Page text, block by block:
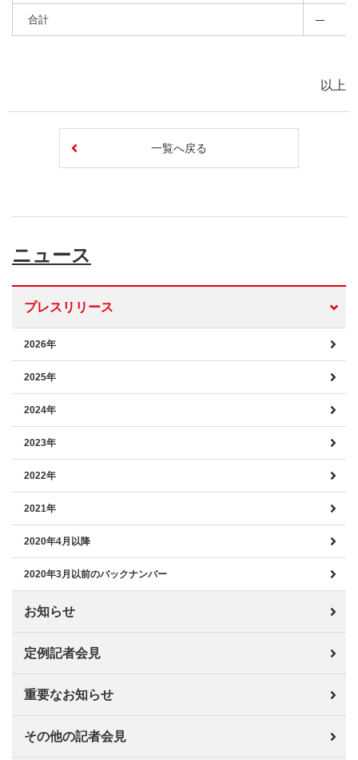
合計
以上
一覧へ戻る
ニュース
プレスリリース
2026年
2025年
2024年
2023年
2022年
2021年
2020年4月以降
2020年3月以前のバックナンバー
お知らせ
定例記者会見
重要なお知らせ
その他の記者会見